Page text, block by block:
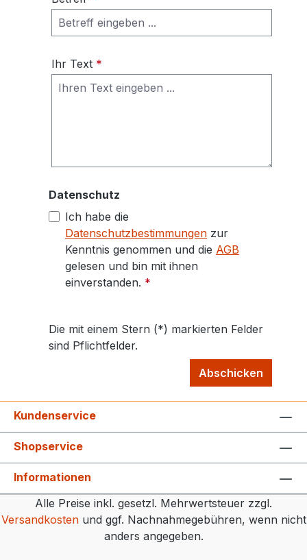
Ihr Text *
Datenschutz
Ich habe die
Datenschutzbestimmungen zur
Kenntnis genommen und die AGB
gelesen und bin mit ihnen
einverstanden. *
Die mit einem Stern (*) markierten Felder
sind Pflichtfelder.
Abschicken
Kundenservice
Shopservice
Informationen
Alle Preise inkl. gesetzl. Mehrwertsteuer zzgl.
Versandkostenund ggf. Nachnahmegebühren, wenn nicht
anders angegeben.